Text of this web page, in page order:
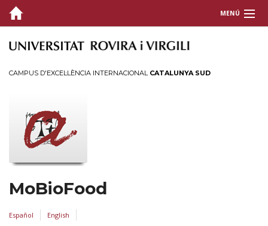
MENÚ
PORTADA
FINANÇAMENT
EXPERTESA
CAMPUS D'EXCEL·LÈNCIA INTERNACIONAL CATALUNYA SUD
MoBioFood
Español English